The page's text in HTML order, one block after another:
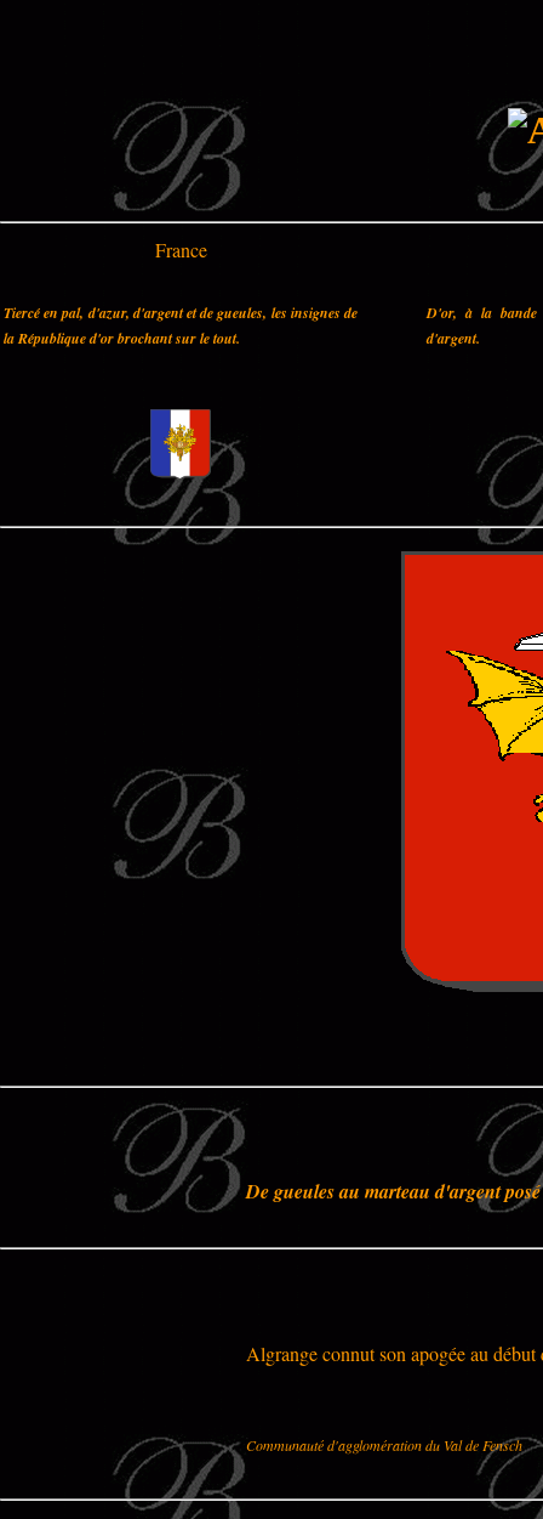
France
Tiercé en pal, d'azur, d'argent et de gueules, les insignes de
la République d'or brochant sur le tout.
D'or, à la bande
d'argent.
De gueules au marteau d'argent
Algrange connut son apogée au
Communauté d'agglomération du Val de Fensch